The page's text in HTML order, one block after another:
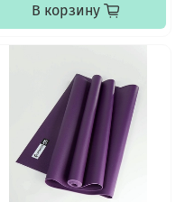
В корзину